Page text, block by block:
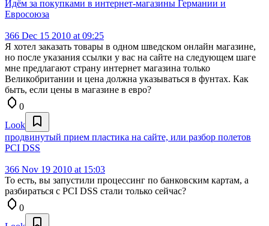
Идём за покупками в интернет-магазины Германии и
Евросоюза
366 Dec 15 2010 at 09:25
Я хотел заказать товары в одном шведском онлайн магазине,
но после указания ссылки у вас на сайте на следующем шаге
мне предлагают страну интернет магазина только
Великобритании и цена должна указываться в фунтах. Как
быть, если цены в магазине в евро?
0
Look
продвинутый прием пластика на сайте, или разбор полетов
PCI DSS
366 Nov 19 2010 at 15:03
То есть, вы запустили процессинг по банковским картам, а
разбираться с PCI DSS стали только сейчас?
0